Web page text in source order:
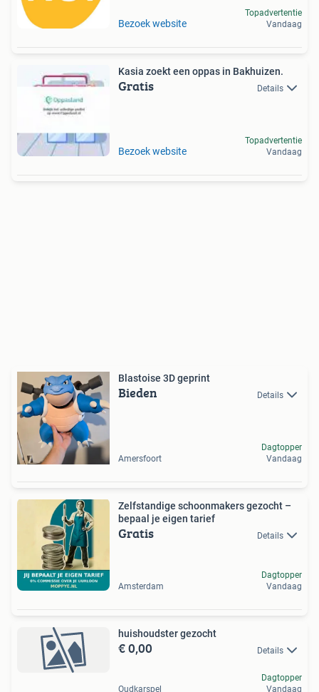
Bezoek website
Topadvertentie
Vandaag
Kasia zoekt een oppas in Bakhuizen.
Gratis Details
Bezoek website
Topadvertentie
Vandaag
Blastoise 3D geprint
Bieden Details
Amersfoort
Dagtopper
Vandaag
Zelfstandige schoonmakers gezocht –
bepaal je eigen tarief
Gratis Details
Amsterdam
Dagtopper
Vandaag
huishoudster gezocht
€ 0,00 Details
Oudkarspel
Dagtopper
Vandaag